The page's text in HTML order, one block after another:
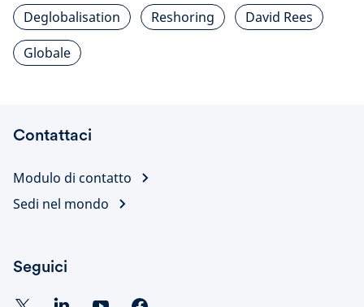
Deglobalisation
Reshoring
David Rees
Globale
Contattaci
Modulo di contatto
Sedi nel mondo
Seguici